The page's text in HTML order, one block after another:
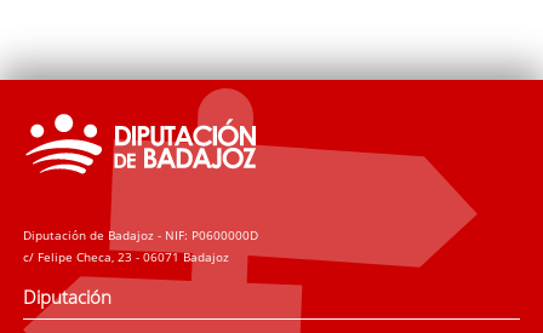
Diputación de Badajoz - NIF: P0600000D
c/ Felipe Checa, 23 - 06071 Badajoz
Diputación